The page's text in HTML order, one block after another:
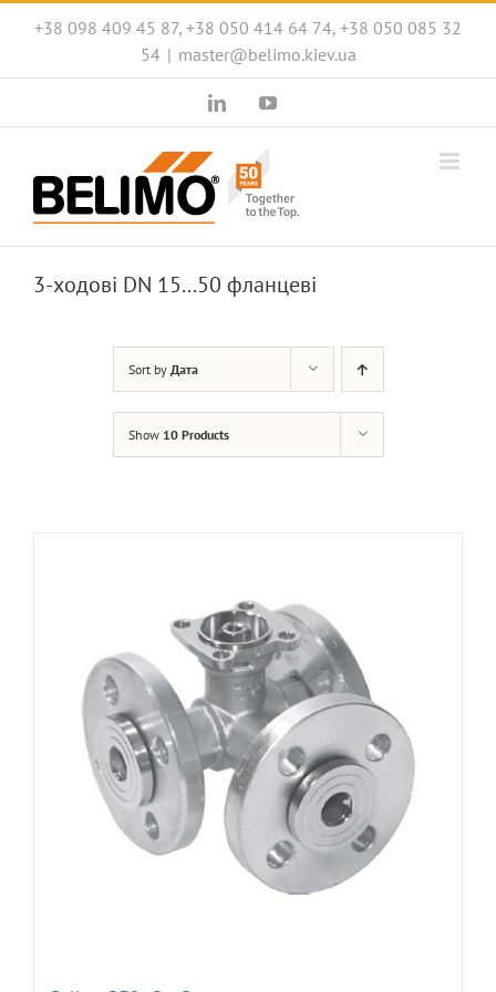
+38 098 409 45 87, +38 050 414 64 74, +38 050 085 32
54 | master@belimo.kiev.ua
LinkedInYouTube
3-ходові DN 15...50 фланцеві
Sort by Дата
Show 10 Products